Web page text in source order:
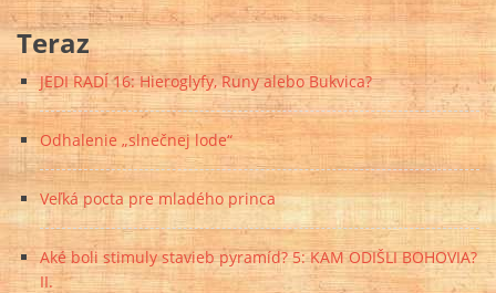
Teraz
JEDI RADÍ 16: Hieroglyfy, Runy alebo Bukvica?
Odhalenie „slnečnej lode“
Veľká pocta pre mladého princa
Aké boli stimuly stavieb pyramíd? 5: KAM ODIŠLI BOHOVIA?
II.